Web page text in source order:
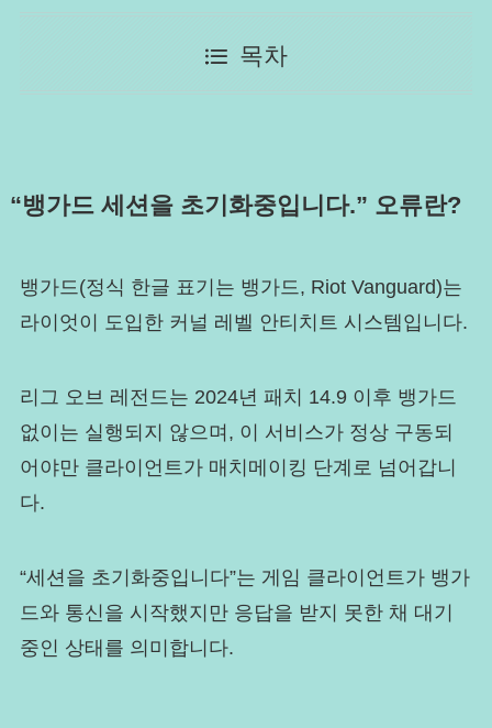
목차
“뱅가드 세션을 초기화중입니다.” 오류란?
뱅가드(정식 한글 표기는 뱅가드, Riot Vanguard)는
라이엇이 도입한 커널 레벨 안티치트 시스템입니다.
리그 오브 레전드는 2024년 패치 14.9 이후 뱅가드
없이는 실행되지 않으며, 이 서비스가 정상 구동되
어야만 클라이언트가 매치메이킹 단계로 넘어갑니
다.
“세션을 초기화중입니다”는 게임 클라이언트가 뱅가
드와 통신을 시작했지만 응답을 받지 못한 채 대기
중인 상태를 의미합니다.